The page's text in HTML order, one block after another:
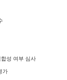
성 여부 심사
가